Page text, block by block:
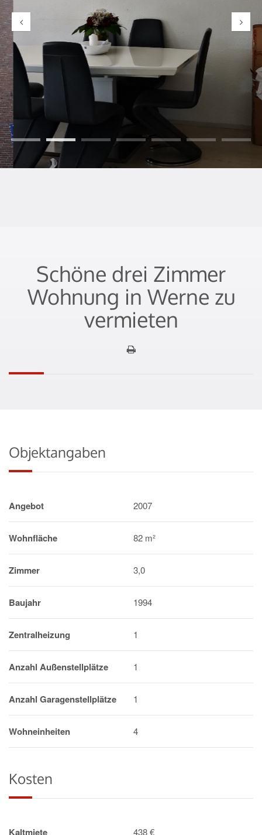
Schöne drei Zimmer
Wohnung in Werne zu
vermieten
Objektangaben
Angebot 2007
Wohnfläche 82 m²
Zimmer 3,0
Baujahr 1994
Zentralheizung 1
Anzahl Außenstellplätze 1
Anzahl Garagenstellplätze 1
Wohneinheiten 4
Kosten
Kaltmiete 438 €